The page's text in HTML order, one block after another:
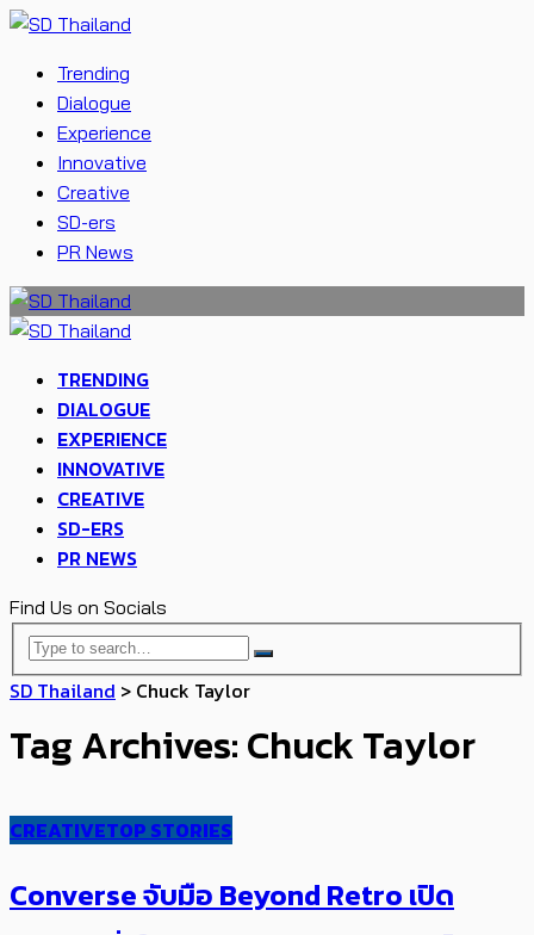
Trending
Dialogue
Experience
Innovative
Creative
SD-ers
PR News
TRENDING
DIALOGUE
EXPERIENCE
INNOVATIVE
CREATIVE
SD-ERS
PR NEWS
Find Us on Socials
SD Thailand > Chuck Taylor
Tag Archives: Chuck Taylor
CREATIVETOP STORIES
Converse จับมือ Beyond Retro เปิด